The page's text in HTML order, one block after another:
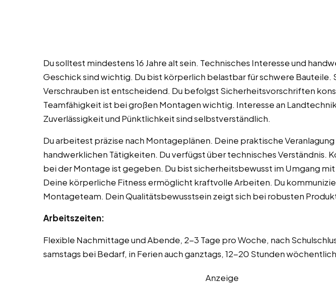
Du solltest mindestens 16 Jahre alt sein. Technisches Interesse und
Geschick sind wichtig. Du bist körperlich belastbar für schwere Bauteile.
Verschrauben ist entscheidend. Du befolgst Sicherheitsvorschriften
Teamfähigkeit ist bei großen Montagen wichtig. Interesse an
Zuverlässigkeit und Pünktlichkeit sind selbstverständlich.
Du arbeitest präzise nach Montageplänen. Deine praktische
handwerklichen Tätigkeiten. Du verfügst über technisches Verständnis.
bei der Montage ist gegeben. Du bist sicherheitsbewusst im Umgang mit
Deine körperliche Fitness ermöglicht kraftvolle Arbeiten. Du
Montageteam. Dein Qualitätsbewusstsein zeigt sich bei robusten
Arbeitszeiten:
Flexible Nachmittage und Abende, 2-3 Tage pro Woche, nach
samstags bei Bedarf, in Ferien auch ganztags, 12-20 Stunden wöchentlich
Anzeige